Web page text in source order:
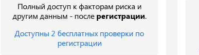
Полный доступ к факторам риска и
другим данным - после регистрации.
Доступны 2 бесплатных проверки по
регистрации